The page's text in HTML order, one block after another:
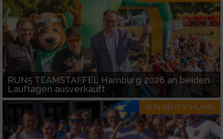
RUN5 TEAMSTAFFEL Hamburg 2026 an beiden
Lauftagen ausverkauft
RUN-DEUTSCHLAND
Messung der Performance von Inhalten
Analyse von Zielgruppen durch Statistiken
oder Kombinationen von Daten aus
verschiedenen Quellen
Entwicklung und Verbesserung der Angebote
Verwendung reduzierter Daten zur Auswahl
von Inhalten
IAB-Besonderheiten: